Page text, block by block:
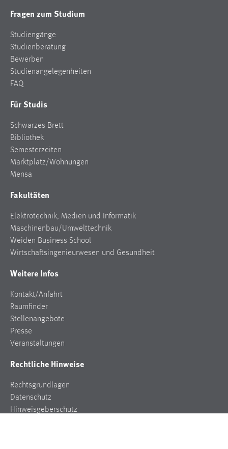
Fragen zum Studium
Studiengänge
Studienberatung
Bewerben
Studienangelegenheiten
FAQ
Für Studis
Schwarzes Brett
Bibliothek
Semesterzeiten
Marktplatz/Wohnungen
Mensa
Fakultäten
Elektrotechnik, Medien und Informatik
Maschinenbau/Umwelttechnik
Weiden Business School
Wirtschaftsingenieurwesen und Gesundheit
Weitere Infos
Kontakt/Anfahrt
Raumfinder
Stellenangebote
Presse
Veranstaltungen
Rechtliche Hinweise
Rechtsgrundlagen
Datenschutz
Hinweisgeberschutz